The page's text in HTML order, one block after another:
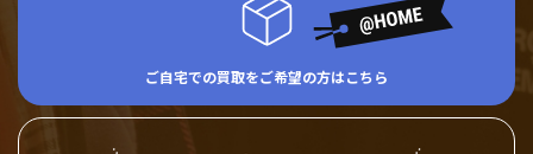
ご自宅での買取をご希望の方はこちら